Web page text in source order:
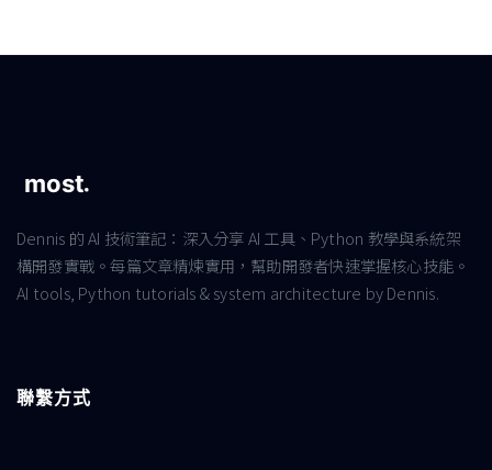
Dennis 的 AI 技術筆記：深入分享 AI 工具、Python 教學與系統架
構開發實戰。每篇文章精煉實用，幫助開發者快速掌握核心技能。
AI tools, Python tutorials & system architecture by Dennis.
聯繫方式